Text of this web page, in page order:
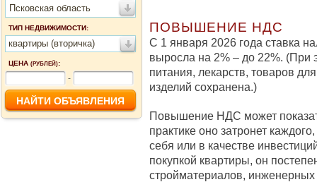
Псковская область
ТИП НЕДВИЖИМОСТИ:
квартиры (вторичка)
ЦЕНА (РУБЛЕЙ):
-
ПОВЫШЕНИЕ НДС
С 1 января 2026 года ставка
выросла на 2% – до 22%. (При
питания, лекарств, товаров
изделий сохранена.)
Повышение НДС может
практике оно затронет
себя или в качестве
покупкой квартиры, он
стройматериалов,